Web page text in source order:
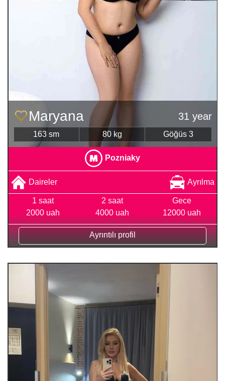
Maryana 31 year
163 sm 80 kg Göğüs 3
Pozniaky
Daireler Ayrılma
1 saat
2000 uah
2 saat
4000 uah
Gece
12000 uah
Ayrıntılı profil